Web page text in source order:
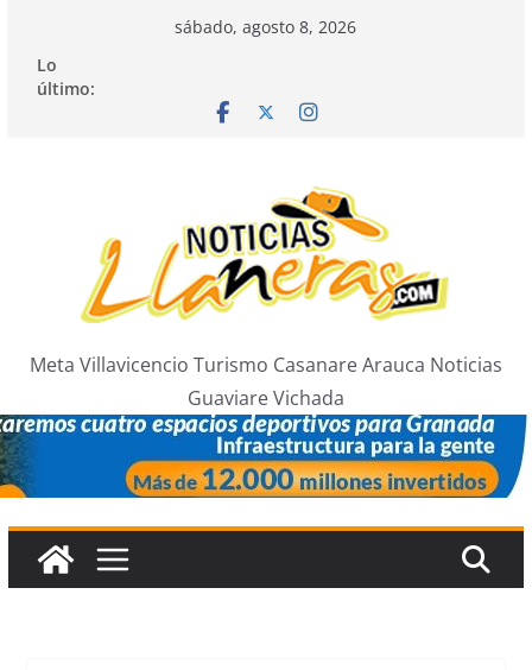
contenido
sábado, agosto 8, 2026
Lo
último:
Meta Villavicencio Turismo Casanare Arauca Noticias
Guaviare Vichada